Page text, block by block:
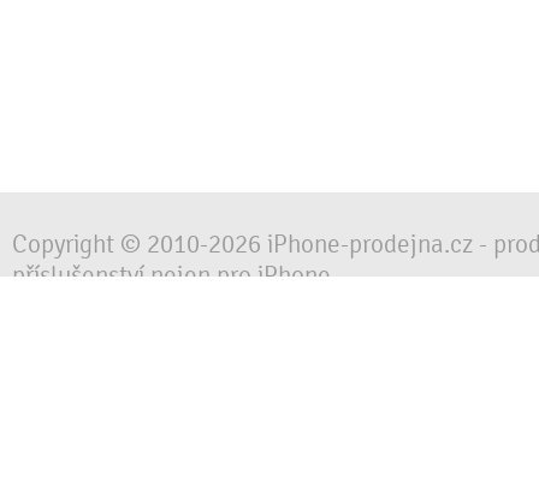
Copyright © 2010-2026 iPhone-prodejna.cz -
příslušenství nejen pro iPhone